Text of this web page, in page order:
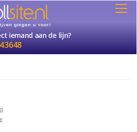
iemand aan de lijn?